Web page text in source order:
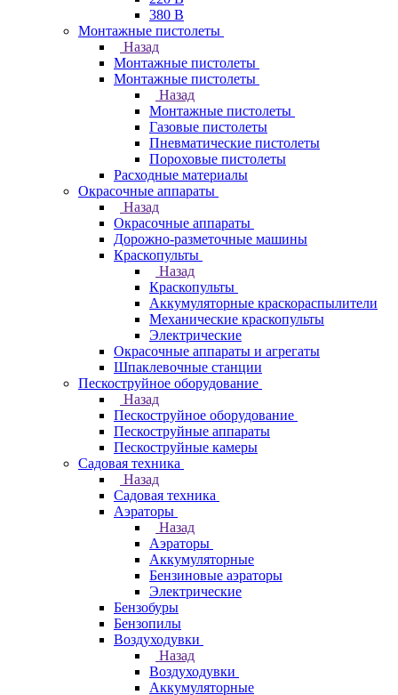
380 В
Монтажные пистолеты
Назад
Монтажные пистолеты
Монтажные пистолеты
Назад
Монтажные пистолеты
Газовые пистолеты
Пневматические пистолеты
Пороховые пистолеты
Расходные материалы
Окрасочные аппараты
Назад
Окрасочные аппараты
Дорожно-разметочные машины
Краскопульты
Назад
Краскопульты
Аккумуляторные краскораспылители
Механические краскопульты
Электрические
Окрасочные аппараты и агрегаты
Шпаклевочные станции
Пескоструйное оборудование
Назад
Пескоструйное оборудование
Пескоструйные аппараты
Пескоструйные камеры
Садовая техника
Назад
Садовая техника
Аэраторы
Назад
Аэраторы
Аккумуляторные
Бензиновые аэраторы
Электрические
Бензобуры
Бензопилы
Воздуходувки
Назад
Воздуходувки
Аккумуляторные